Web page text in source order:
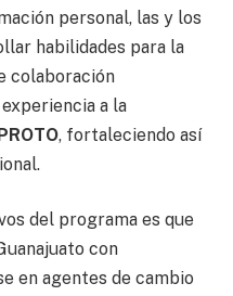
personal, las y los
habilidades para la
colaboración
a la
, fortaleciendo así
del programa es que
con
en agentes de cambio